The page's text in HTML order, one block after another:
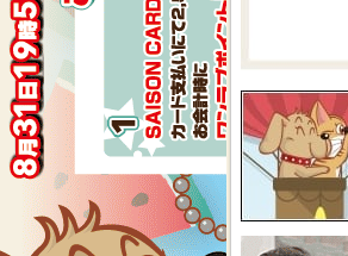
2026-07-31
【2026
しまで